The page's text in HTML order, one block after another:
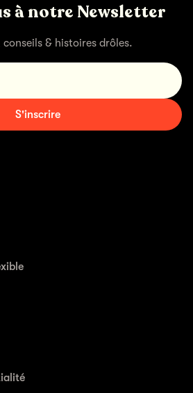
à notre Newsletter
& histoires drôles.
S'inscrire